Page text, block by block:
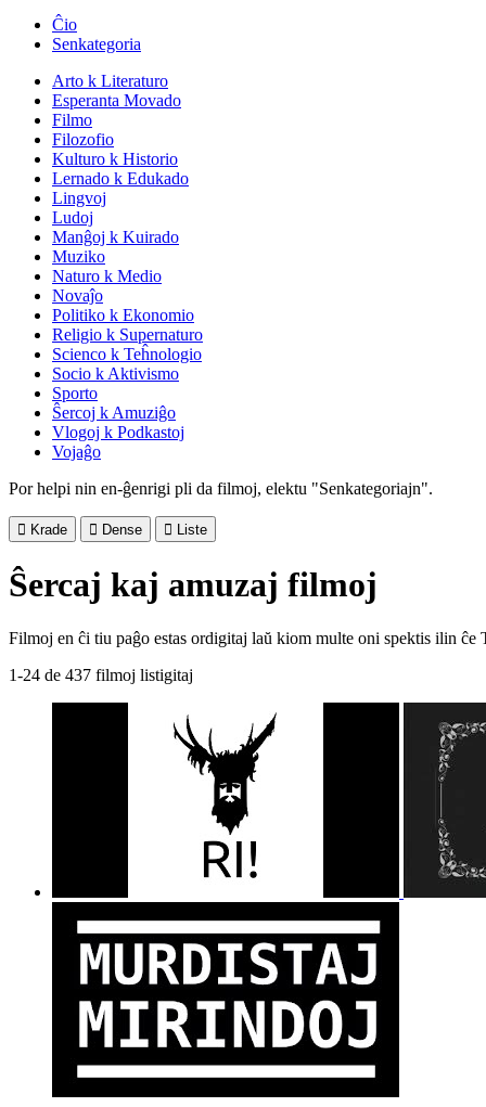
Ĉio
Senkategoria
Arto k Literaturo
Esperanta Movado
Filmo
Filozofio
Kulturo k Historio
Lernado k Edukado
Lingvoj
Ludoj
Manĝoj k Kuirado
Muziko
Naturo k Medio
Novaĵo
Politiko k Ekonomio
Religio k Supernaturo
Scienco k Teĥnologio
Socio k Aktivismo
Sporto
Ŝercoj k Amuziĝo
Vlogoj k Podkastoj
Vojaĝo
Por helpi nin en-ĝenrigi pli da filmoj, elektu "Senkategoriajn".
 Krade  Dense  Liste
Ŝercaj kaj amuzaj filmoj
Filmoj en ĉi tiu paĝo estas ordigitaj laŭ kiom multe oni spektis ilin
1-24 de 437 filmoj listigitaj